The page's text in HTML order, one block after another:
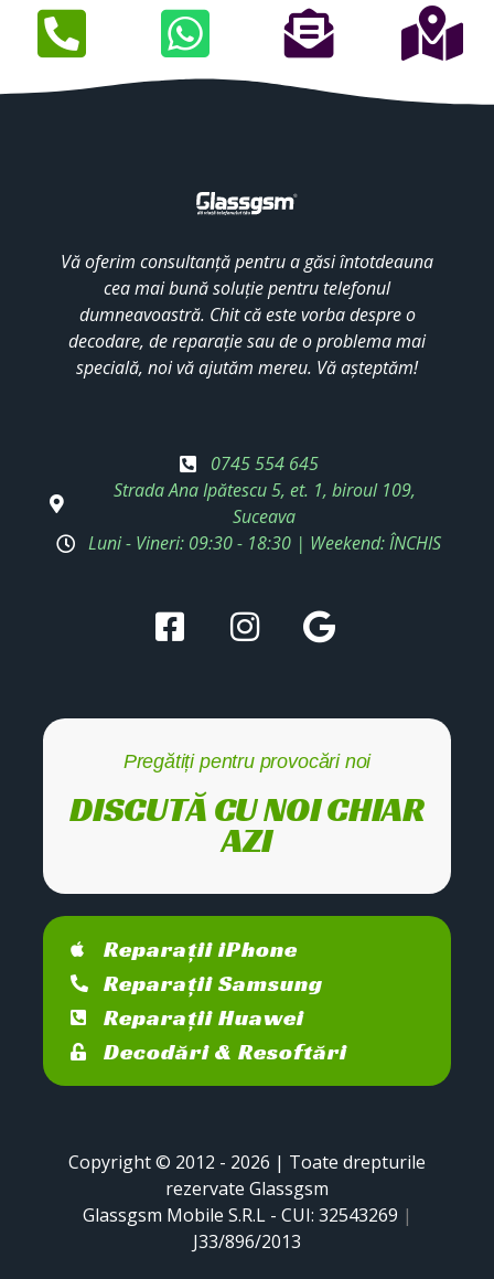
Vă oferim consultanță pentru a găsi întotdeauna
cea mai bună soluție pentru telefonul
dumneavoastră. Chit că este vorba despre o
decodare, de reparație sau de o problema mai
specială, noi vă ajutăm mereu. Vă așteptăm!
0745 554 645
Strada Ana Ipătescu 5, et. 1, biroul 109,
Suceava
Luni - Vineri: 09:30 - 18:30 | Weekend: ÎNCHIS
Pregătiți pentru provocări noi
DISCUTĂ CU NOI CHIAR
AZI
Reparații iPhone
Reparații Samsung
Reparații Huawei
Decodări & Resoftări
Copyright © 2012 - 2026 | Toate drepturile
rezervate Glassgsm
Glassgsm Mobile S.R.L - CUI: 32543269 |
J33/896/2013